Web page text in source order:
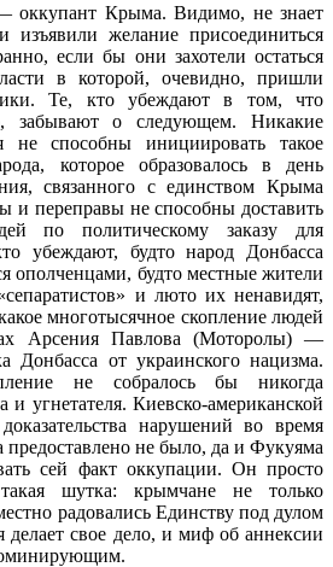
оккупант Крыма. Видимо, не знает
желание присоединиться
если бы они захотели остаться
в которой, очевидно, пришли
Те, кто убеждают в том, что
забывают о следующем. Никакие
не способны инициировать такое
которое образовалось в день
связанного с единством Крыма
и переправы не способны доставить
по политическому заказу для
убеждают, будто народ Донбасса
ополченцами, будто местные жители
и люто их ненавидят,
многотысячное скопление людей
Арсения Павлова (Моторолы) —
Донбасса от украинского нацизма.
не собралось бы никогда
и угнетателя. Киевско-американской
нарушений во время
предоставлено не было, да и Фукуяма
сей факт оккупации. Он просто
шутка: крымчане не только
радовались Единству под дулом
делает свое дело, и миф об аннексии